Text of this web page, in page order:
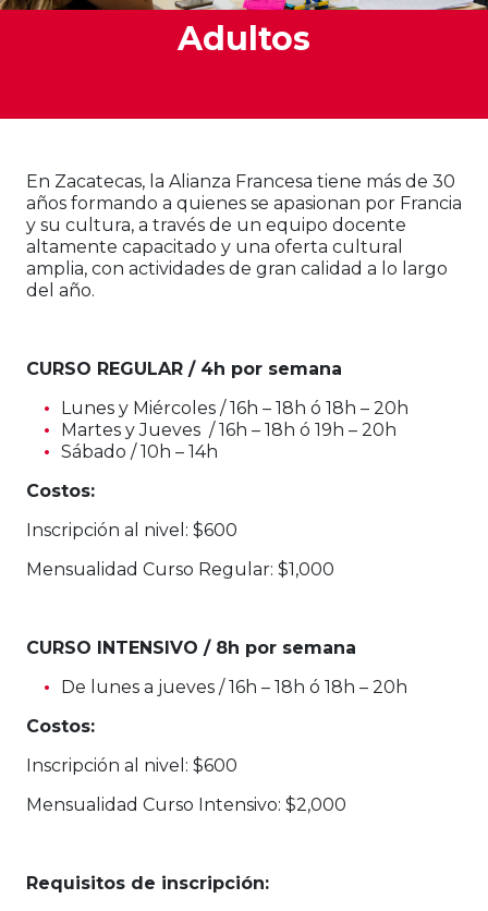
Adultos
En Zacatecas, la Alianza Francesa tiene más de 30
años formando a quienes se apasionan por Francia
y su cultura, a través de un equipo docente
altamente capacitado y una oferta cultural
amplia, con actividades de gran calidad a lo largo
del año.
CURSO REGULAR / 4h por semana
Lunes y Miércoles / 16h – 18h ó 18h – 20h
Martes y Jueves / 16h – 18h ó 19h – 20h
Sábado / 10h – 14h
Costos:
Inscripción al nivel: $600
Mensualidad Curso Regular: $1,000
CURSO INTENSIVO / 8h por semana
De lunes a jueves / 16h – 18h ó 18h – 20h
Costos:
Inscripción al nivel: $600
Mensualidad Curso Intensivo: $2,000
Requisitos de inscripción: